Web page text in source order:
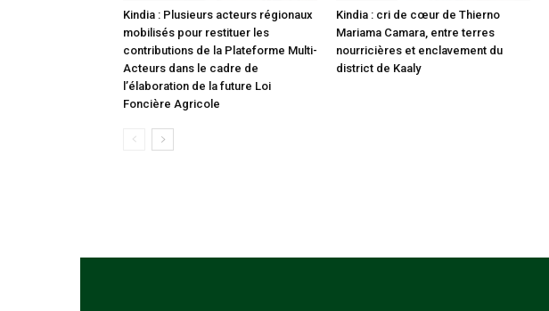
Kindia : Plusieurs acteurs régionaux
mobilisés pour restituer les
contributions de la Plateforme Multi-
Acteurs dans le cadre de
l’élaboration de la future Loi
Foncière Agricole
Kindia : cri de cœur de Thierno
Mariama Camara, entre terres
nourricières et enclavement du
district de Kaaly